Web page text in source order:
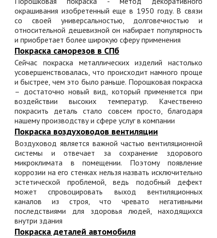
окрашивания изобретенный еще в 1950 году. В связи
со своей универсальностью, долговечностью и
относительной дешевизной он набирает популярность
и приобретает более широкую сферу применения
Покраска саморезов в СПб
Сейчас покраска металлических изделий настолько
усовершенствовалась, что происходит намного проще
и быстрее, чем это было раньше. Порошковая покраска
– достаточно новый вид, который применяется при
воздействии высоких температур. Качественно
покрасить деталь стало совсем просто, благодаря
нашему производству и сфере услуг в компании
Покраска воздуховодов вентиляции
Воздуховод является важной частью вентиляционной
системы и отвечает за сохранение здорового
микроклимата в помещении. Поэтому появление
коррозии на его стенках нельзя назвать исключительно
эстетической проблемой, ведь подобный дефект
может спровоцировать выход вентиляционных
каналов из строя, что чревато негативными
последствиями для здоровья людей, находящихся
внутри здания
Покраска деталей автомобиля